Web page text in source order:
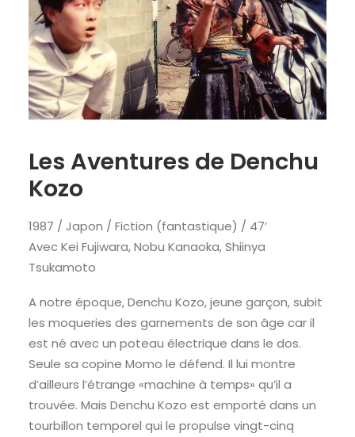
Les Aventures de Denchu
Kozo
1987 / Japon / Fiction (fantastique) / 47′
Avec Kei Fujiwara, Nobu Kanaoka, Shiinya
Tsukamoto
A notre époque, Denchu Kozo, jeune garçon, subit
les moqueries des garnements de son âge car il
est né avec un poteau électrique dans le dos.
Seule sa copine Momo le défend. Il lui montre
d’ailleurs l’étrange «machine à temps» qu’il a
trouvée. Mais Denchu Kozo est emporté dans un
tourbillon temporel qui le propulse vingt-cinq